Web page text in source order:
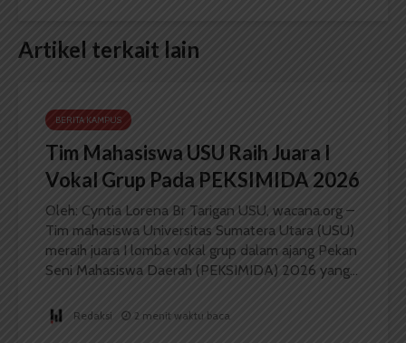
Artikel terkait lain
BERITA KAMPUS
Tim Mahasiswa USU Raih Juara I
Vokal Grup Pada PEKSIMIDA 2026
Oleh: Cyntia Lorena Br Tarigan USU, wacana.org –
Tim mahasiswa Universitas Sumatera Utara (USU)
meraih juara I lomba vokal grup dalam ajang Pekan
Seni Mahasiswa Daerah (PEKSIMIDA) 2026 yang...
Redaksi 2 menit waktu baca